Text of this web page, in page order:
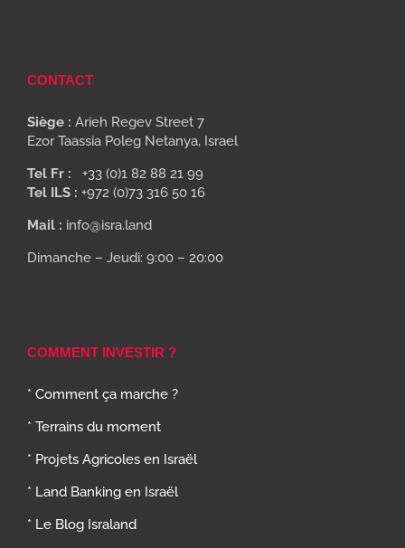
CONTACT
Siège : Arieh Regev Street 7
Ezor Taassia Poleg Netanya, Israel
Tel Fr : +33 (0)1 82 88 21 99
Tel ILS : +972 (0)73 316 50 16
Mail : info@isra.land
Dimanche – Jeudi: 9:00 – 20:00
COMMENT INVESTIR ?
* Comment ça marche ?
* Terrains du moment
* Projets Agricoles en Israël
* Land Banking en Israël
* Le Blog Israland